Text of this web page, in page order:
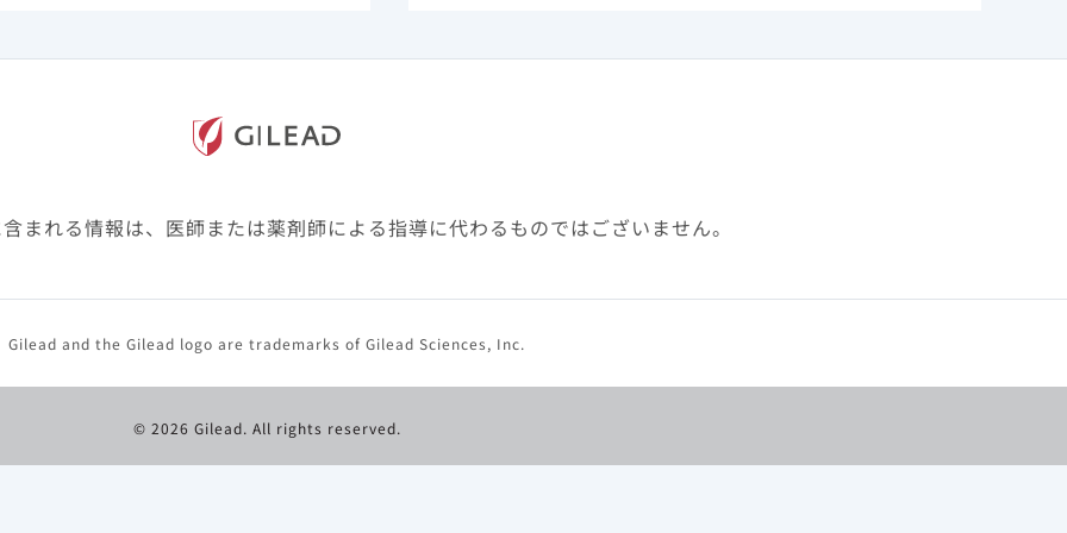
.jpにて、イエスカルタによる治療を受ける患者さんとご家族への情報提供を行っています。
まれる情報は、医師または薬剤師による指導に代わるものではございません。
Gilead and the Gilead logo are trademarks of Gilead Sciences, Inc.
© 2026 Gilead. All rights reserved.